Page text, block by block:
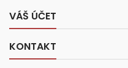
VÁŠ ÚČET
KONTAKT